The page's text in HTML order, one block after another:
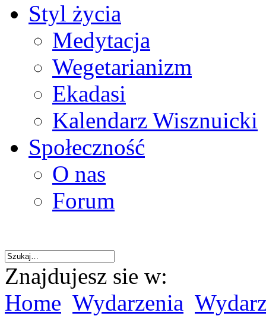
Styl życia
Medytacja
Wegetarianizm
Ekadasi
Kalendarz Wisznuicki
Społeczność
O nas
Forum
Znajdujesz sie w:
Home Wydarzenia